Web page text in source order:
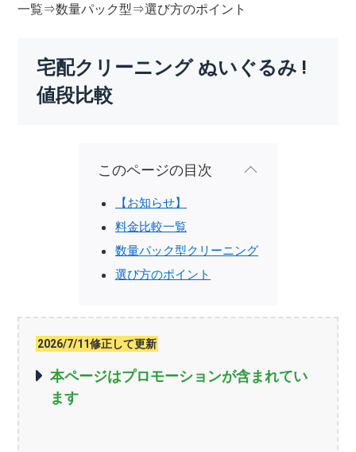
一覧⇒数量パック型⇒選び方のポイント
宅配クリーニング ぬいぐるみ !
値段比較
このページの目次
【お知らせ】
料金比較一覧
数量パック型クリーニング
選び方のポイント
2026/7/11修正して更新
本ページはプロモーションが含まれてい
ます